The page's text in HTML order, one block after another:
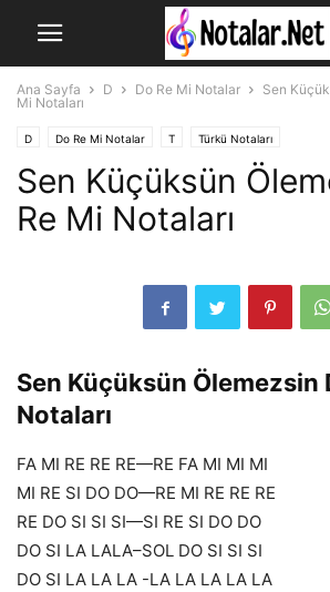
Ana Sayfa D Do Re Mi Notalar
Sen
Mi Notaları
D Do Re Mi Notalar T Türkü Notaları
Sen Küçüksün
Re Mi Notaları
Sen Küçüksün Ölemezsin
Notaları
FA MI RE RE RE—RE FA MI MI MI
MI RE SI DO DO—RE MI RE RE RE
RE DO SI SI SI—SI RE SI DO DO
DO SI LA LALA–SOL DO SI SI SI
DO SI LA LA LA -LA LA LA LA LA